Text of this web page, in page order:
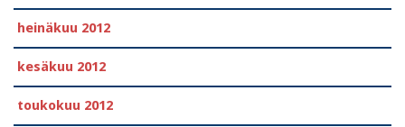
heinäkuu 2012
kesäkuu 2012
toukokuu 2012